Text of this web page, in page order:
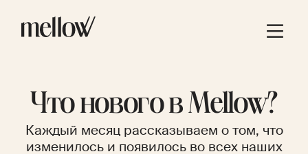
Что нового в Mellow?
Каждый месяц рассказываем о том, что
изменилось и появилось во всех наших